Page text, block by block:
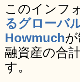
このインフ
るグローバ
Howmuch
融資産の合
す。